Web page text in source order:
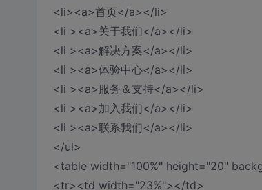
<li><a>首页</a></li>
<li ><a>关于我们</a></li>
<li ><a>解决方案</a></li>
<li ><a>体验中心</a></li>
<li ><a>服务＆支持</a></li>
<li ><a>加入我们</a></li>
<li ><a>联系我们</a></li>
</ul>
<table width="100%" height="20"
<tr><td width="23%"></td>